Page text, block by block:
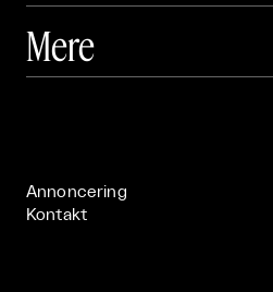
 Art Matter Festival
Mere
Annoncering
Kontakt